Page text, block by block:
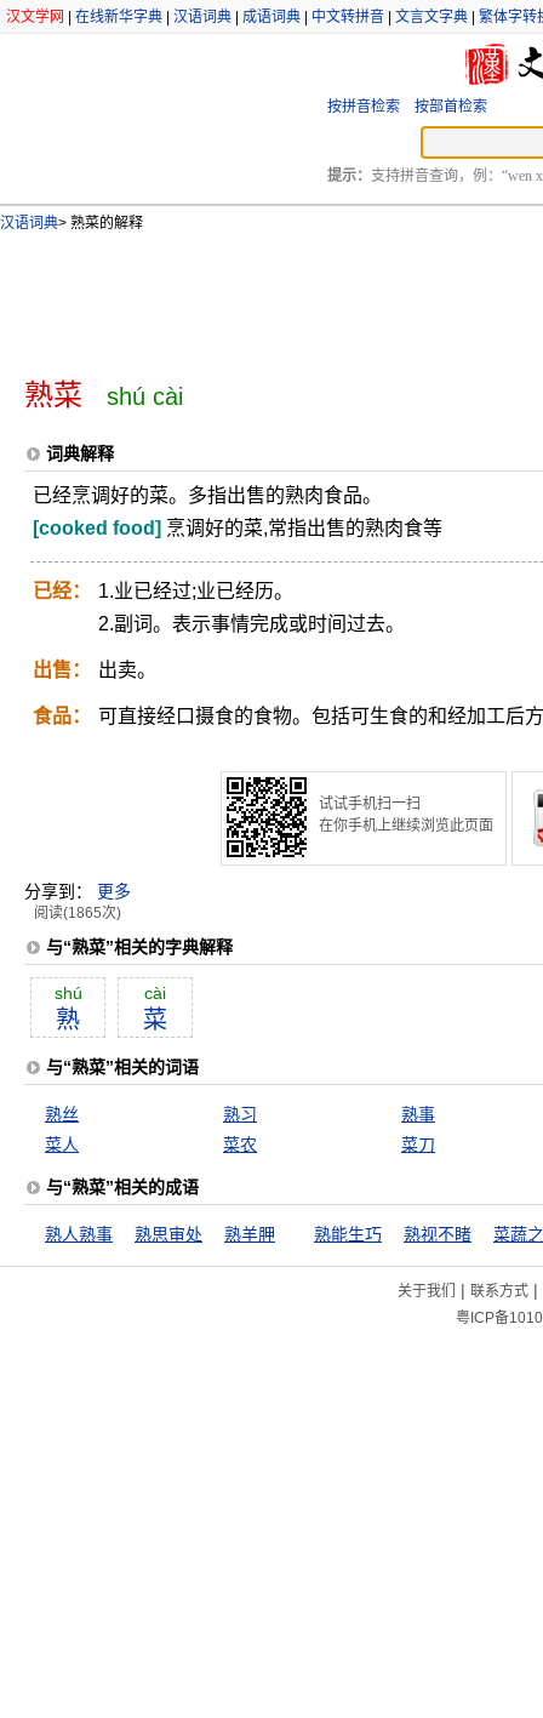
汉文学网 在线新华字典 汉语词典 成语词典 中文转拼音 文言文字典 繁体字转
按拼音检索 按部首检索
提示： 支持拼音查询，例：“wen
汉语词典> 熟菜的解释
熟菜 shú cài
词典解释
已经烹调好的菜。多指出售的熟肉食品。
[cooked food] 烹调好的菜,常指出售的熟肉食等
已经：
1.业已经过;业已经历。
2.副词。表示事情完成或时间过去。
出售： 出卖。
食品： 可直接经口摄食的食物。包括可生食的和经加工后
试试手机扫一扫
在你手机上继续浏览此页面
分享到： 更多
阅读(1865次)
与“熟菜”相关的字典解释
shú
熟
cài
菜
与“熟菜”相关的词语
熟丝 熟习
熟事
菜人
菜农 菜刀
与“熟菜”相关的成语
熟人熟事 熟思审处 熟羊胛 熟能生巧 熟视不睹 菜蔬
关于我们 | 联系方式|
粤ICP备